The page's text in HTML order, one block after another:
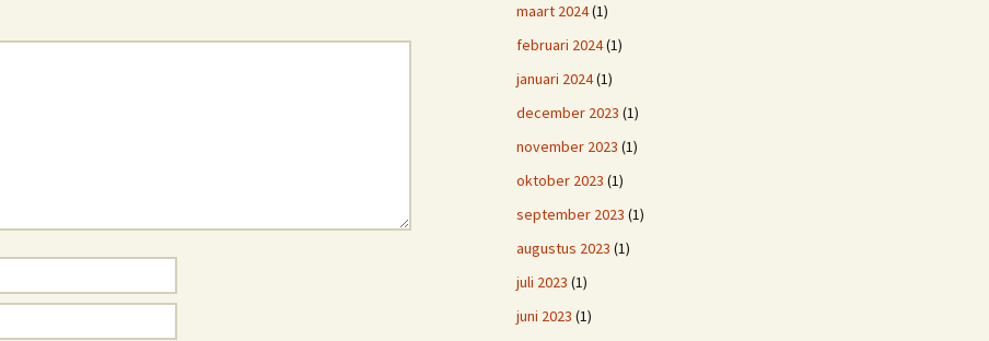
maart 2024(1)
februari 2024(1)
januari 2024(1)
december 2023 (1)
november 2023 (1)
oktober 2023 (1)
september 2023 (1)
augustus 2023 (1)
juli 2023 (1)
juni 2023 (1)